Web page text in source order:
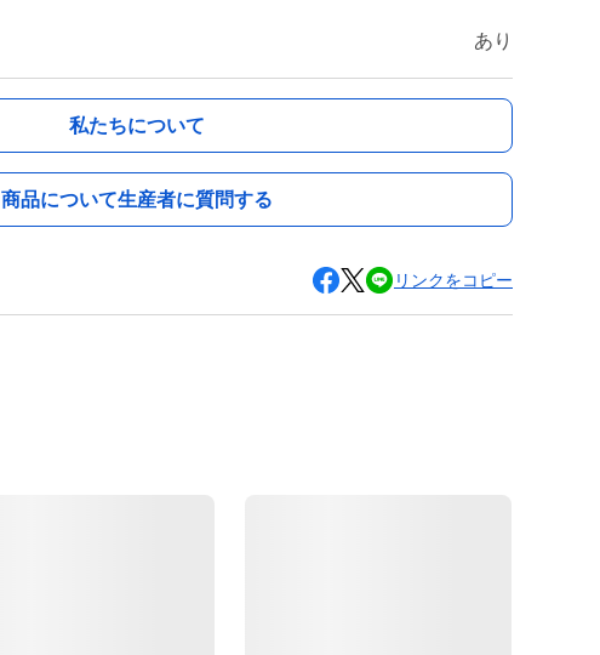
あり
私たちについて
商品について生産者に質問する
リンクをコピー